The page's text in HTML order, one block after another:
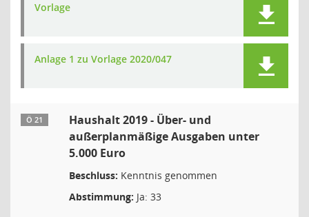
Vorlage
Anlage 1 zu Vorlage 2020/047
Ö 21
Haushalt 2019 - Über- und
außerplanmäßige Ausgaben unter
5.000 Euro
Beschluss: Kenntnis genommen
Abstimmung: Ja: 33